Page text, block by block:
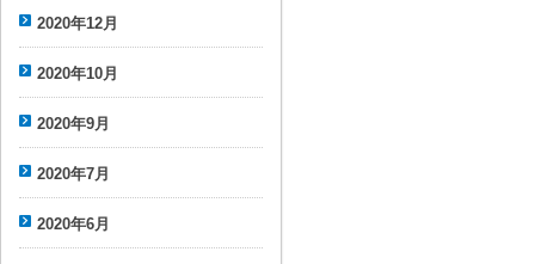
2020年12月
2020年10月
2020年9月
2020年7月
2020年6月